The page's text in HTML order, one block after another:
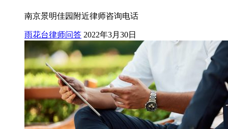
南京景明佳园附近律师咨询电话
雨花台律师问答 2022年3月30日